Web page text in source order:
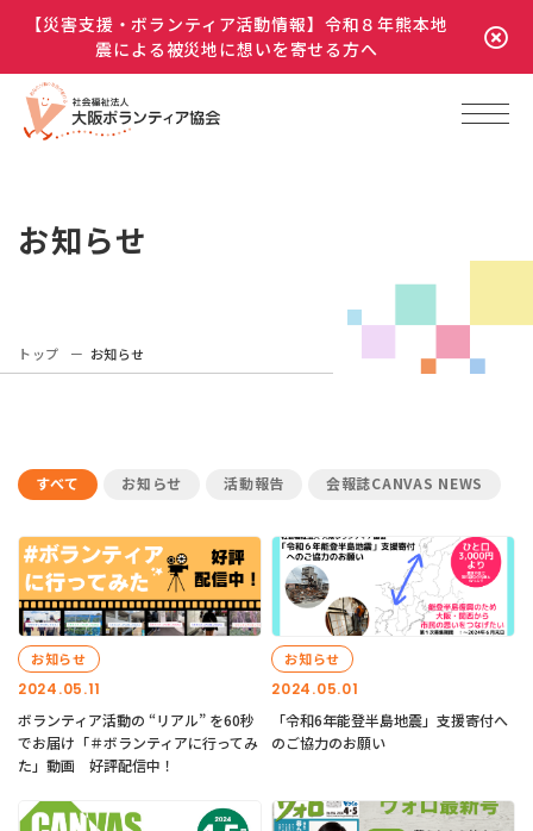
【災害支援・ボランティア活動情報】令和８年熊本地
震による被災地に想いを寄せる方へ
お知らせ
トップ お知らせ
すべて お知らせ 活動報告 会報誌CANVAS NEWS
2024.05.11
お知らせ
ボランティア活動の “リアル” を60秒
でお届け「＃ボランティアに行ってみ
た」動画 好評配信中！
2024.05.01
お知らせ
「令和6年能登半島地震」支援寄付へ
のご協力のお願い